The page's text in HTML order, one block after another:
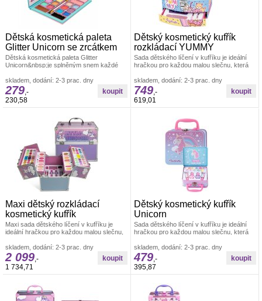
Dětská kosmetická paleta
Glitter Unicorn se zrcátkem
Dětská kosmetická paleta Glitter
Unicorn&nbsp;je splněným snem každé
skladem, dodání: 2-3 prac. dny
279 ,-
230,58
Dětský kosmetický kufřík
rozkládací YUMMY
Sada dětského líčení v kufříku je ideální
hračkou pro každou malou slečnu, která
skladem, dodání: 2-3 prac. dny
749,-
619,01
Maxi dětský rozkládací
kosmetický kufřík
Maxi sada dětského líčení v kufříku je
ideální hračkou pro každou malou slečnu,
skladem, dodání: 2-3 prac. dny
2 099 ,-
1 734,71
Dětský kosmetický kufřík
Unicorn
Sada dětského líčení v kufříku je ideální
hračkou pro každou malou slečnu, která
skladem, dodání: 2-3 prac. dny
479,-
395,87